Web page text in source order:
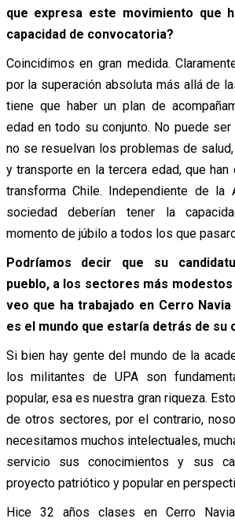
que expresa este movimiento que
capacidad de convocatoria?
Coincidimos en gran medida.
por la superación absoluta más allá de
tiene que haber un plan de
edad en todo su conjunto. No puede
no se resuelvan los problemas de
y transporte en la tercera edad, que han
transforma Chile. Independiente de la
sociedad deberían tener la
momento de júbilo a todos los que
Podríamos decir que su
pueblo, a los sectores más modestos
veo que ha trabajado en Cerro Navia
es el mundo que estaría detrás de
Si bien hay gente del mundo de la
los militantes de UPA son
popular, esa es nuestra gran riqueza.
de otros sectores, por el contrario,
necesitamos muchos intelectuales,
servicio sus conocimientos y sus
proyecto patriótico y popular en
Hice 32 años clases en Cerro